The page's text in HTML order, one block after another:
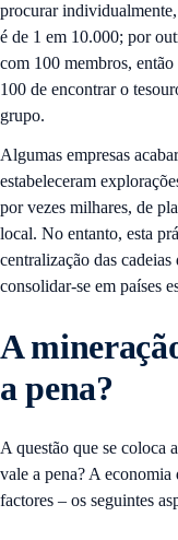
procurar
é de 1 em 10.000; por
com 100 membros,
100 de encontrar o
grupo.
Algumas empresas
estabeleceram
por vezes milhares, de
local. No entanto, esta
centralização das
consolidar-se em países
A
a pena?
A questão que se coloca
vale a pena? A
factores – os seguintes